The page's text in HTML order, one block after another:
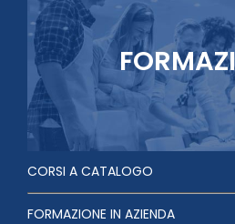
CORSI A CATALOGO
FORMAZIONE IN AZIENDA